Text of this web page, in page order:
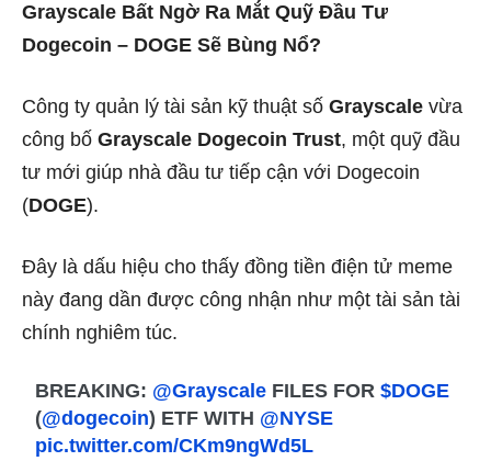
Grayscale Bất Ngờ Ra Mắt Quỹ Đầu Tư
Dogecoin – DOGE Sẽ Bùng Nổ?
Công ty quản lý tài sản kỹ thuật số Grayscale vừa
công bố Grayscale Dogecoin Trust, một quỹ đầu
tư mới giúp nhà đầu tư tiếp cận với Dogecoin
(DOGE).
Đây là dấu hiệu cho thấy đồng tiền điện tử meme
này đang dần được công nhận như một tài sản tài
chính nghiêm túc.
BREAKING: @Grayscale FILES FOR$DOGE
(@dogecoin) ETF WITH @NYSE
pic.twitter.com/CKm9ngWd5L